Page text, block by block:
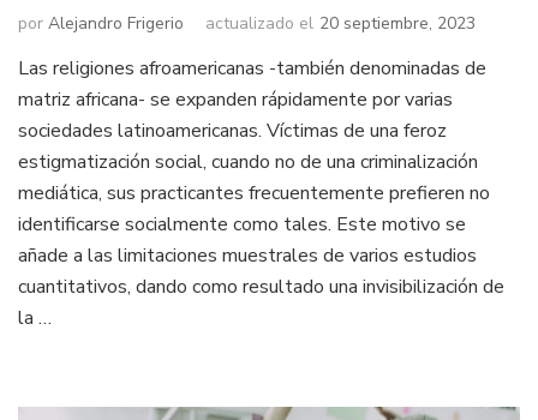
por Alejandro Frigerio actualizado el 20 septiembre, 2023
Las religiones afroamericanas -también denominadas de
matriz africana- se expanden rápidamente por varias
sociedades latinoamericanas. Víctimas de una feroz
estigmatización social, cuando no de una criminalización
mediática, sus practicantes frecuentemente prefieren no
identificarse socialmente como tales. Este motivo se
añade a las limitaciones muestrales de varios estudios
cuantitativos, dando como resultado una invisibilización de
la …